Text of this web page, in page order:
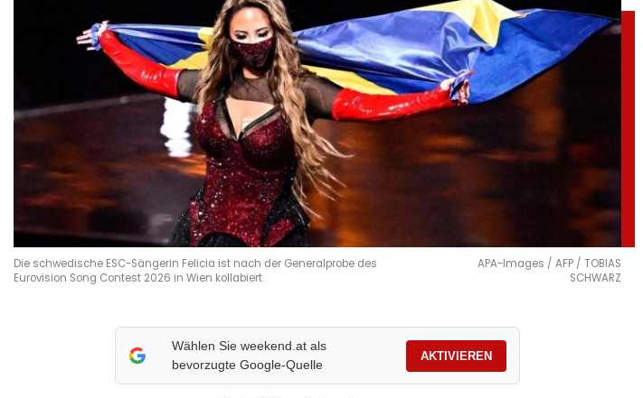
Die schwedische ESC-Sängerin Felicia ist nach der Generalprobe des
Eurovision Song Contest 2026 in Wien kollabiert.
APA-Images / AFP / TOBIAS
SCHWARZ
Wählen Sie weekend.at als
bevorzugte Google-Quelle
AKTIVIEREN